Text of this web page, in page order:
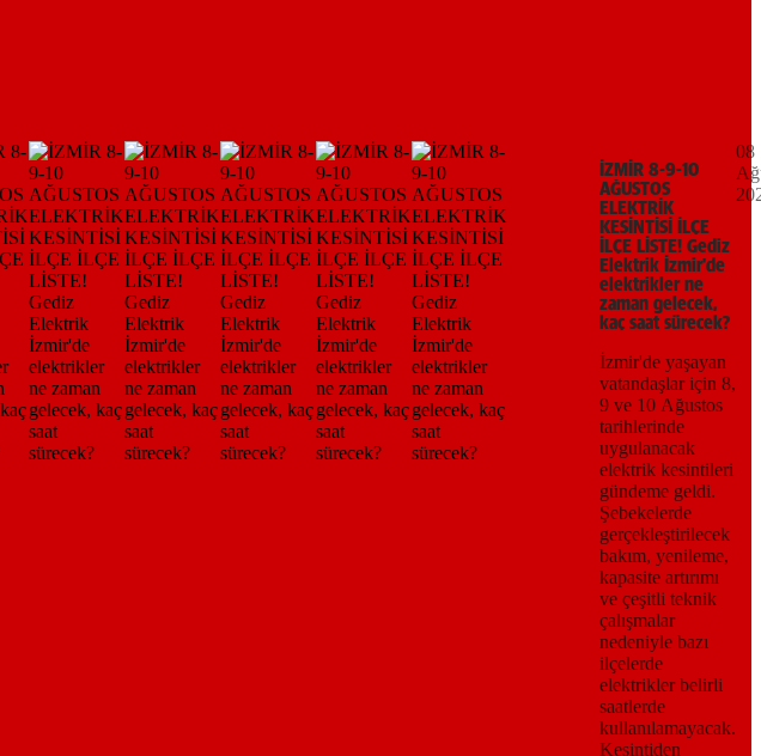
İZMİR 8-9-10
AĞUSTOS
ELEKTRİK
KESİNTİSİ İLÇE
İLÇE LİSTE! Gediz
Elektrik İzmir'de
elektrikler ne
zaman gelecek,
kaç saat sürecek?
İzmir'de yaşayan
vatandaşlar için 8,
9 ve 10 Ağustos
tarihlerinde
uygulanacak
elektrik kesintileri
gündeme geldi.
Şebekelerde
gerçekleştirilecek
bakım, yenileme,
kapasite artırımı
ve çeşitli teknik
çalışmalar
nedeniyle bazı
ilçelerde
elektrikler belirli
saatlerde
kullanılamayacak.
Kesintiden
08